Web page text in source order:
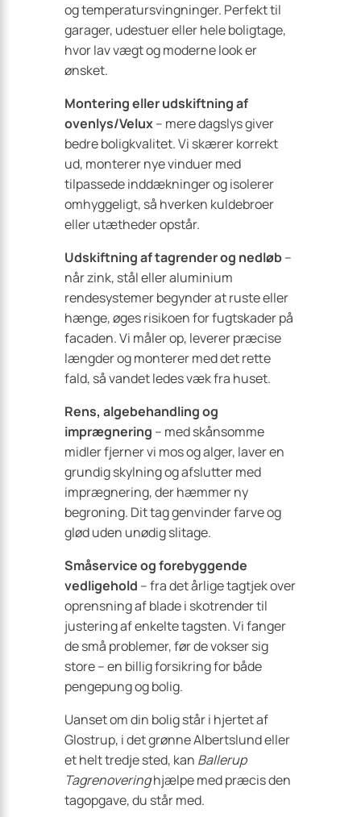
og temperatursvingninger. Perfekt til
garager, udestuer eller hele boligtage,
hvor lav vægt og moderne look er
ønsket.
Montering eller udskiftning af
ovenlys/Velux– mere dagslys giver
bedre boligkvalitet. Vi skærer korrekt
ud, monterer nye vinduer med
tilpassede inddækninger og isolerer
omhyggeligt, så hverken kuldebroer
eller utætheder opstår.
Udskiftning af tagrender og nedløb–
når zink, stål eller aluminium
rendesystemer begynder at ruste eller
hænge, øges risikoen for fugtskader på
facaden. Vi måler op, leverer præcise
længder og monterer med det rette
fald, så vandet ledes væk fra huset.
Rens, algebehandling og
imprægnering – med skånsomme
midler fjerner vi mos og alger, laver en
grundig skylning og afslutter med
imprægnering, der hæmmer ny
begroning. Dit tag genvinder farve og
glød uden unødig slitage.
Småservice og forebyggende
vedligehold – fra det årlige tagtjek over
oprensning af blade i skotrender til
justering af enkelte tagsten. Vi fanger
de små problemer, før de vokser sig
store – en billig forsikring for både
pengepung og bolig.
Uanset om din bolig står i hjertet af
Glostrup, i det grønne Albertslund eller
et helt tredje sted, kan Ballerup
Tagrenoveringhjælpe med præcis den
tagopgave, du står med.